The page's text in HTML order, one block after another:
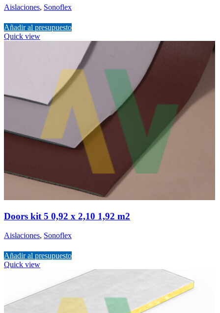
Aislaciones, Sonoflex
Añadir al presupuesto
Quick view
Doors kit 5 0,92 x 2,10 1,92 m2
Aislaciones, Sonoflex
Añadir al presupuesto
Quick view